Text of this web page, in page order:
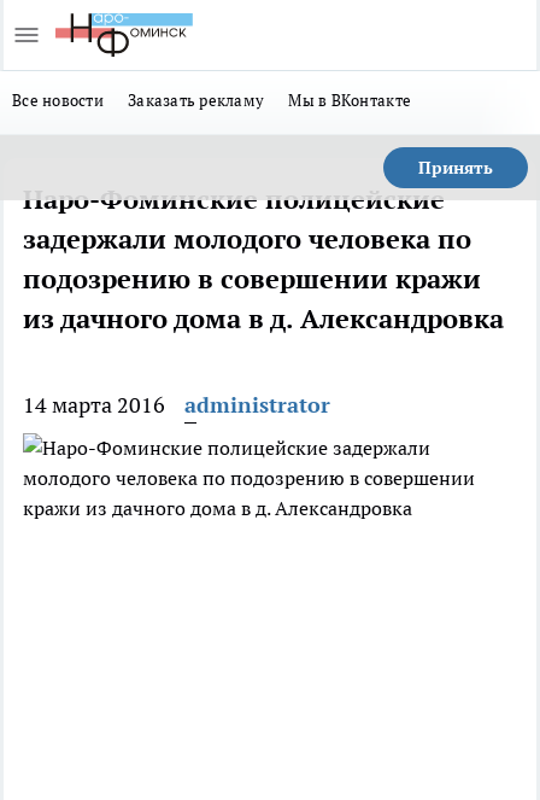
Все новости Заказать рекламу Мы в ВКонтакте
Принять
Наро-Фоминские полицейские
задержали молодого человека по
подозрению в совершении кражи
из дачного дома в д. Александровка
14 марта 2016 administrator